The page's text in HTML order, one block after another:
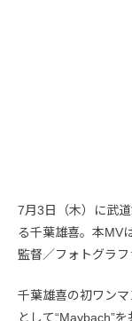
7月3日（木）に武
る千葉雄喜。本MV
監督／フォトグラフ
千葉雄喜の初ワン
として“Maybach”